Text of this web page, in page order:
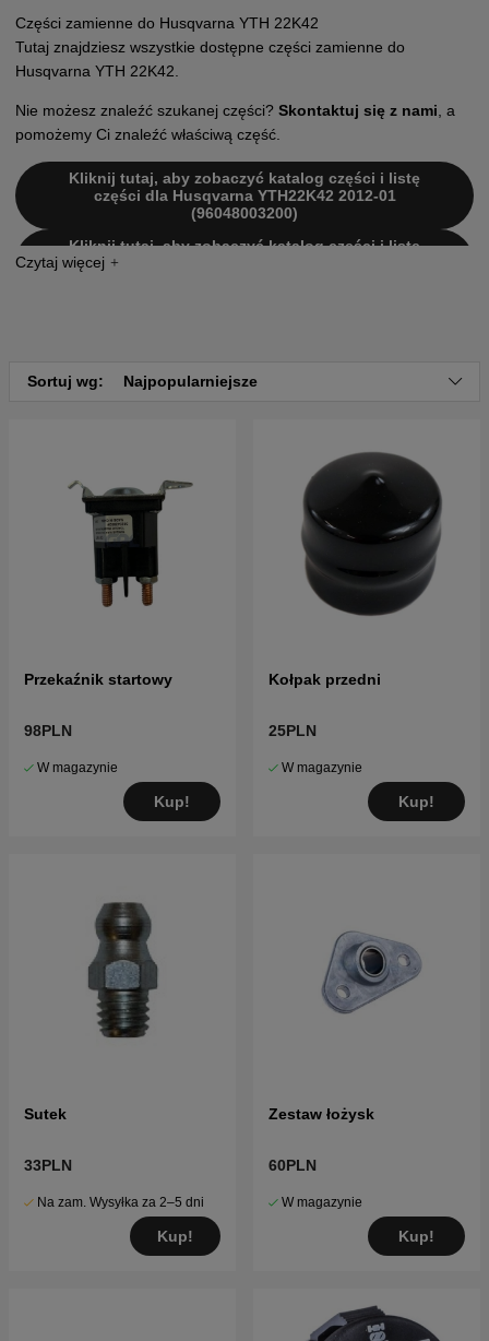
Części zamienne do Husqvarna YTH 22K42
Tutaj znajdziesz wszystkie dostępne części zamienne do
Husqvarna YTH 22K42.
Nie możesz znaleźć szukanej części? Skontaktuj się z nami , a
pomożemy Ci znaleźć właściwą część.
Kliknij tutaj, aby zobaczyć katalog części i listę
części dla Husqvarna YTH22K42 2012-01
(96048003200)
Kliknij tutaj, aby zobaczyć katalog części i listę
części dla Husqvarna YTH22K42 2013-09
Kliknij tutaj, aby zobaczyć katalog części i listę
Sortuj wg: Najpopularniejsze
Przekaźnik startowy
98PLN
W magazynie
Kup!
Kołpak przedni
25PLN
W magazynie
Kup!
Sutek
33PLN
Na zam. Wysyłka za 2–5 dni
Kup!
Zestaw łożysk
60PLN
W magazynie
Kup!